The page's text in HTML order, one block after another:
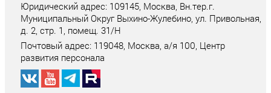
Юридический адрес: 109145, Москва, Вн.тер.г.
Муниципальный Округ Выхино-Жулебино, ул. Привольная,
д. 2, стр. 1, помещ. 31/Н
Почтовый адрес: 119048, Москва, а/я 100, Центр
развития персонала